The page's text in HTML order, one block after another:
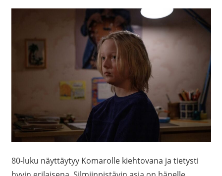
80-luku näyttäytyy Komarolle kiehtovana ja tietysti